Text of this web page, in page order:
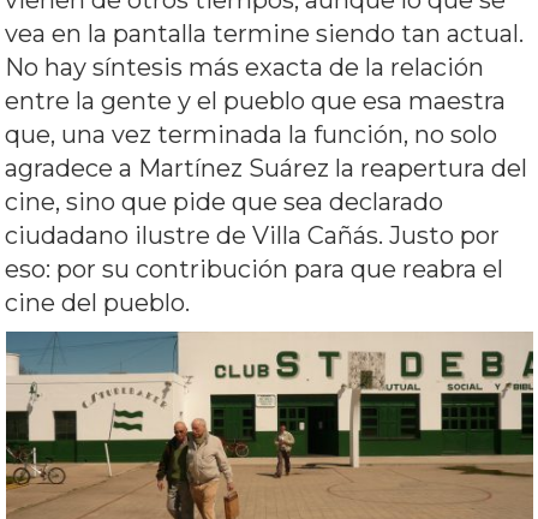
vea en la pantalla termine siendo tan actual.
No hay síntesis más exacta de la relación
entre la gente y el pueblo que esa maestra
que, una vez terminada la función, no solo
agradece a Martínez Suárez la reapertura del
cine, sino que pide que sea declarado
ciudadano ilustre de Villa Cañás. Justo por
eso: por su contribución para que reabra el
cine del pueblo.